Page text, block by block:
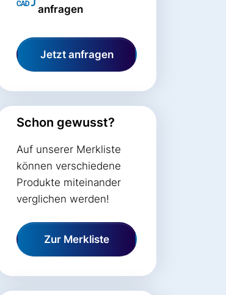
anfragen
Jetzt anfragen
Schon gewusst?
Auf unserer Merkliste
können verschiedene
Produkte miteinander
verglichen werden!
Zur Merkliste